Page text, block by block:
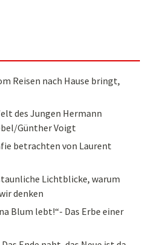
Reisen nach Hause bringt,
des Jungen Hermann
Günther Voigt
betrachten von Laurent
Lichtblicke, warum
denken
Blum lebt!“- Das Erbe einer